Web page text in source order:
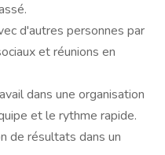
d'autres personnes par
et réunions en
dans une organisation
et le rythme rapide.
de résultats dans un